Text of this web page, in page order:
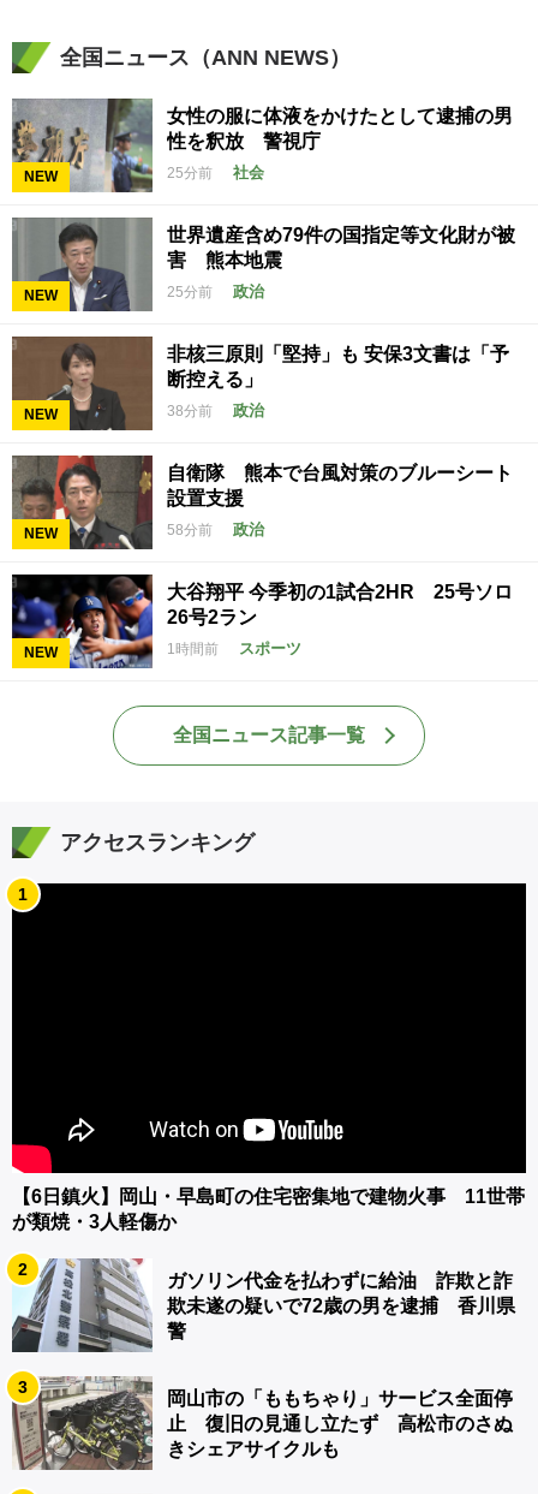
全国ニュース（ANN NEWS）
NEW
女性の服に体液をかけたとして逮捕の男
性を釈放 警視庁
25分前 社会
NEW
世界遺産含め79件の国指定等文化財が被
害 熊本地震
25分前 政治
NEW
非核三原則「堅持」も 安保3文書は「予
断控える」
38分前 政治
NEW
自衛隊 熊本で台風対策のブルーシート
設置支援
58分前 政治
NEW
大谷翔平 今季初の1試合2HR 25号ソロ
26号2ラン
1時間前 スポーツ
全国ニュース記事一覧
アクセスランキング
1
【6日鎮火】岡山・早島町の住宅密集地で建物火事 11世帯
が類焼・3人軽傷か
2
ガソリン代金を払わずに給油 詐欺と詐
欺未遂の疑いで72歳の男を逮捕 香川県
警
3
岡山市の「ももちゃり」サービス全面停
止 復旧の見通し立たず 高松市のさぬ
きシェアサイクルも